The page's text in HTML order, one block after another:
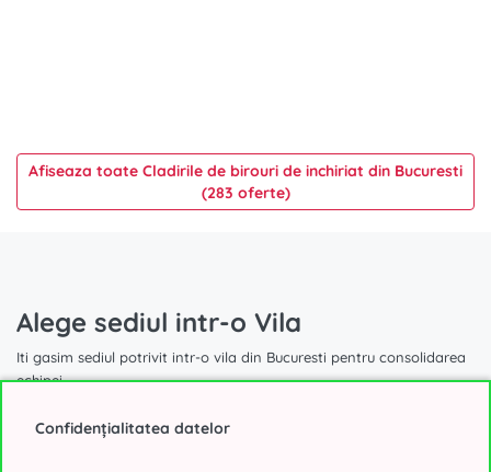
Afiseaza toate Cladirile de birouri de inchiriat din Bucuresti
(283 oferte)
Alege sediul intr-o Vila
Iti gasim sediul potrivit intr-o vila din Bucuresti pentru consolidarea
echipei
Confidențialitatea datelor